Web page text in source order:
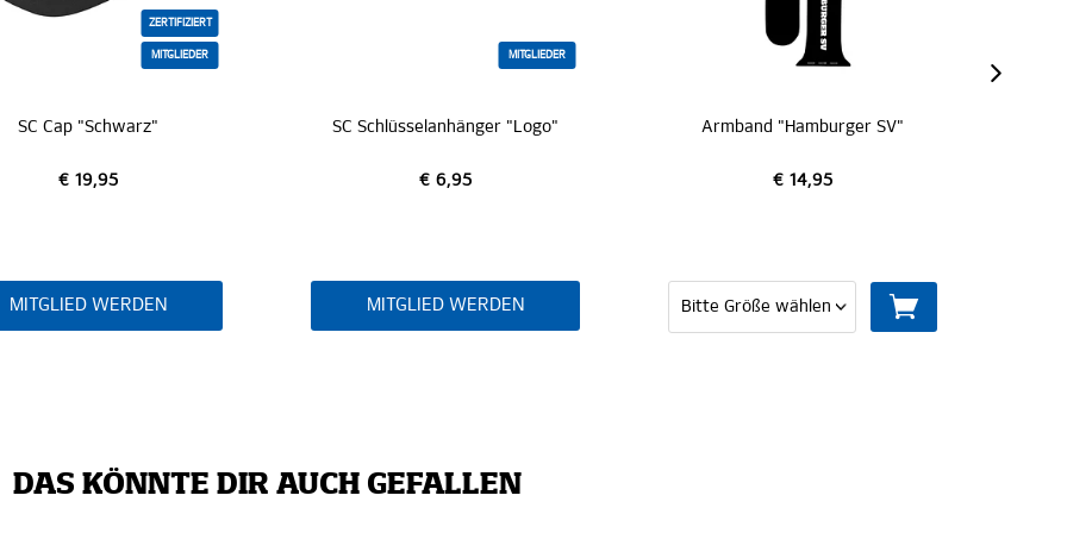
MITGLIEDER
Schlüsselanhänger "Logo"
€ 6,95
MITGLIED WERDEN
Armband "Hamburger SV"
€ 14,95
SC Gürteltasche "Logo"
€ 19,95
MITGLIED WERDEN
DAS KÖNNTE DIR AUCH GEFALLEN